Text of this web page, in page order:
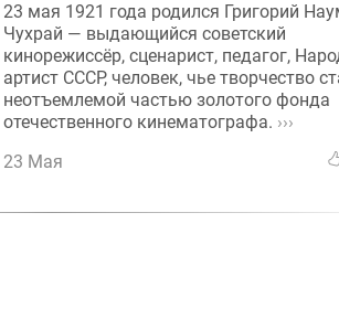
23 мая 1921 года родился Григорий
Чухрай — выдающийся советский
кинорежиссёр, сценарист, педагог,
артист СССР, человек, чье творчество
неотъемлемой частью золотого фонда
отечественного кинематографа. ›››
23 Мая